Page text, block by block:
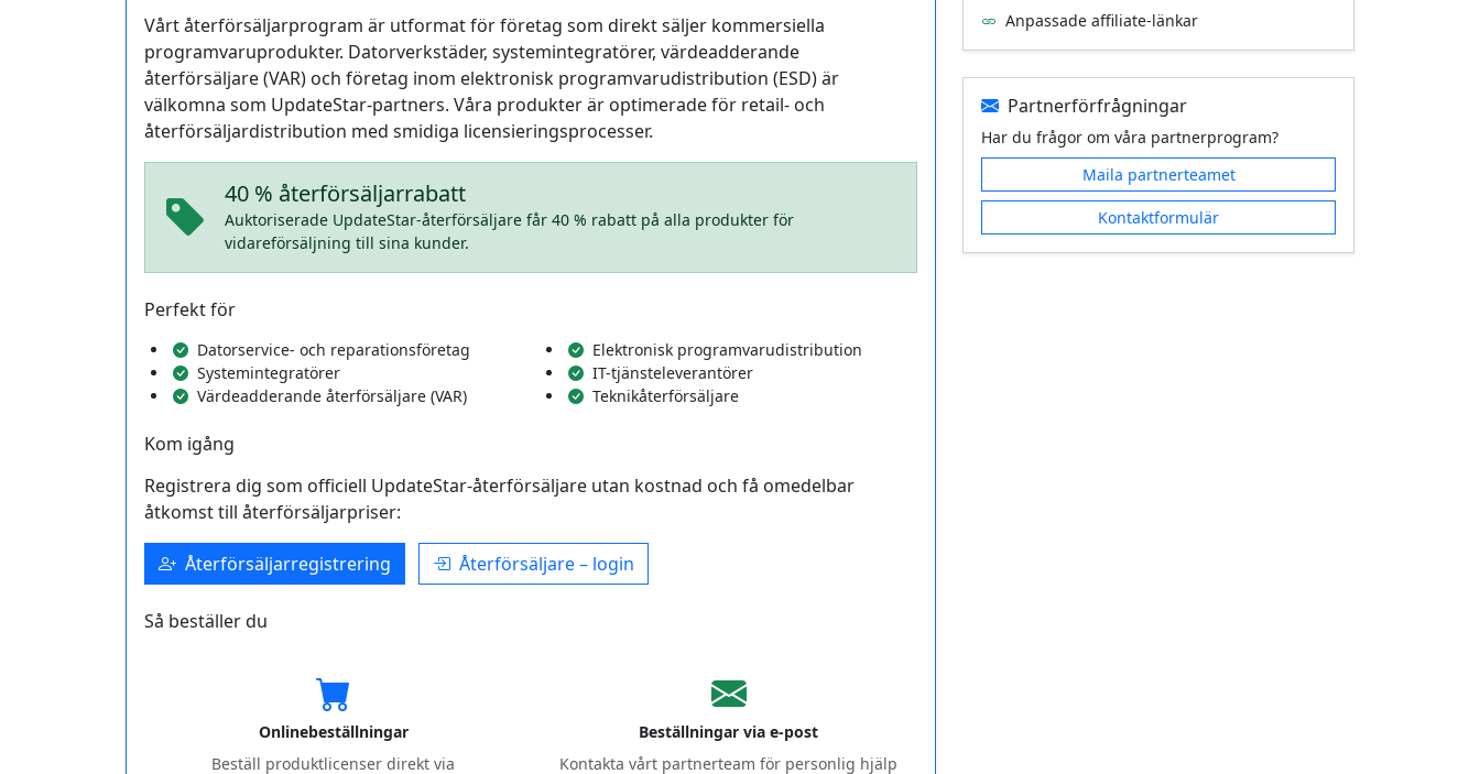
Vårt återförsäljarprogram är utformat för företag som direkt säljer kommersiella
programvaruprodukter. Datorverkstäder, systemintegratörer, värdeadderande
återförsäljare (VAR) och företag inom elektronisk programvarudistribution (ESD) är
välkomna som UpdateStar-partners. Våra produkter är optimerade för retail- och
återförsäljar­distribution med smidiga licensieringsprocesser.
40 % återförsäljarrabatt
Auktoriserade UpdateStar-återförsäljare får 40 % rabatt på alla produkter för
vidareförsäljning till sina kunder.
Perfekt för
Datorservice- och reparationsföretag
Systemintegratörer
Värdeadderande återförsäljare (VAR)
Elektronisk programvarudistribution
IT-tjänsteleverantörer
Teknikåterförsäljare
Kom igång
Registrera dig som officiell UpdateStar-återförsäljare utan kostnad och få omedelbar
åtkomst till återförsäljarpriser:
Återförsäljarregistrering Återförsäljare – login
Så beställer du
Online­beställningar
Beställ produktlicenser direkt via
Beställningar via e-post
Kontakta vårt partnerteam för personlig hjälp
Anpassade affiliate-länkar
Partnerförfrågningar
Har du frågor om våra partnerprogram?
Maila partnerteamet
Kontaktformulär